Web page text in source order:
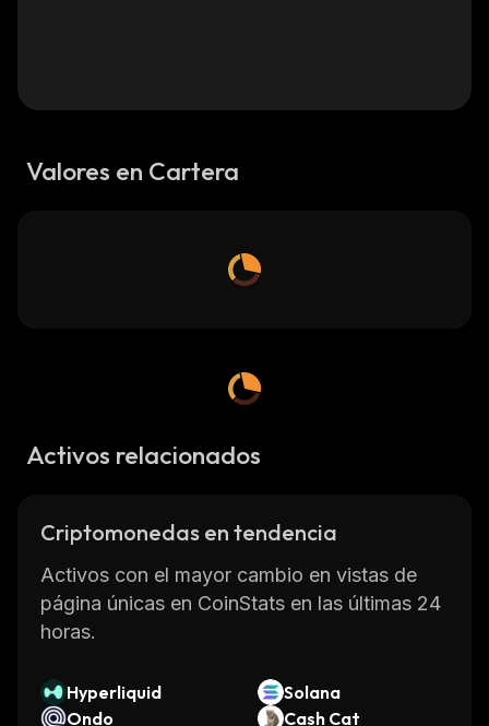
Valores en Cartera
Activos relacionados
Criptomonedas en tendencia
Activos con el mayor cambio en vistas de
página únicas en CoinStats en las últimas 24
horas.
Hyperliquid
Solana
Ondo
Cash Cat